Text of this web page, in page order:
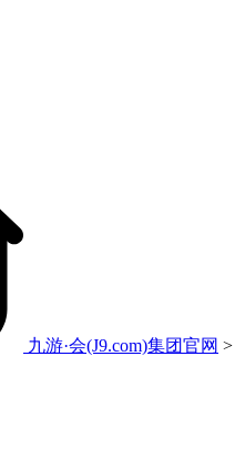
九游·会(J9.com)集团官网 >